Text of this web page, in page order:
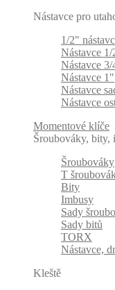
Nástavce pro
1/2"
Nástavce
Nástavce
Nástavce 1"
Nástavce
Nástavce
Momentové klíče
Šroubováky, bity,
Šroubováky
T
Bity
Imbusy
Sady
Sady bitů
TORX
Nástavce,
Kleště